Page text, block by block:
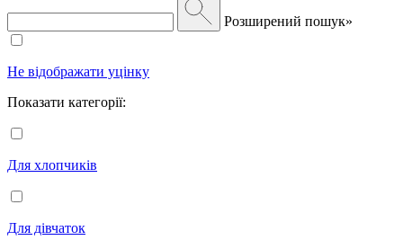
Розширений пошук»
Не відображати уцінку
Показати категорії:
Для хлопчиків
Для дівчаток